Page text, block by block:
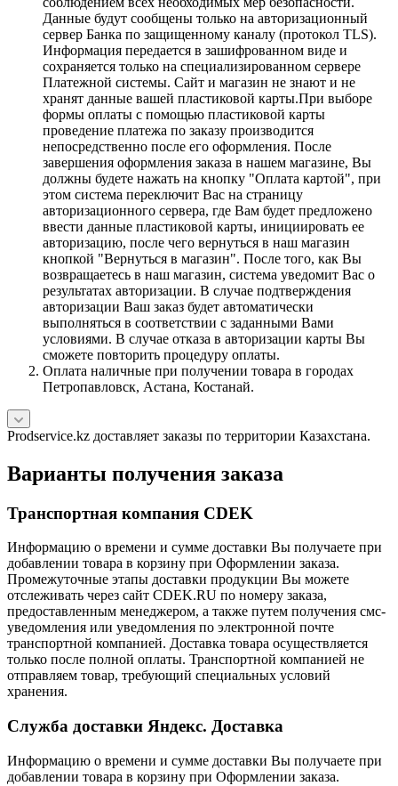
Данные будут сообщены только на авторизационный
сервер Банка по защищенному каналу (протокол TLS).
Информация передается в зашифрованном виде и
сохраняется только на специализированном сервере
Платежной системы. Сайт и магазин не знают и не
хранят данные вашей пластиковой карты.При выборе
формы оплаты с помощью пластиковой карты
проведение платежа по заказу производится
непосредственно после его оформления. После
завершения оформления заказа в нашем магазине, Вы
должны будете нажать на кнопку "Оплата картой", при
этом система переключит Вас на страницу
авторизационного сервера, где Вам будет предложено
ввести данные пластиковой карты, инициировать ее
авторизацию, после чего вернуться в наш магазин
кнопкой "Вернуться в магазин". После того, как Вы
возвращаетесь в наш магазин, система уведомит Вас о
результатах авторизации. В случае подтверждения
авторизации Ваш заказ будет автоматически
выполняться в соответствии с заданными Вами
условиями. В случае отказа в авторизации карты Вы
сможете повторить процедуру оплаты.
Оплата наличные при получении товара в городах
Петропавловск, Астана, Костанай.
Prodservice.kz доставляет заказы по территории Казахстана.
Варианты получения заказа
Транспортная компания CDEK
Информацию о времени и сумме доставки Вы получаете при
добавлении товара в корзину при Оформлении заказа.
Промежуточные этапы доставки продукции Вы можете
отслеживать через сайт CDEK.RU по номеру заказа,
предоставленным менеджером, а также путем получения смс-
уведомления или уведомления по электронной почте
транспортной компанией. Доставка товара осуществляется
только после полной оплаты. Транспортной компанией не
отправляем товар, требующий специальных условий
хранения.
Служба доставки Яндекс. Доставка
Информацию о времени и сумме доставки Вы получаете при
добавлении товара в корзину при Оформлении заказа.